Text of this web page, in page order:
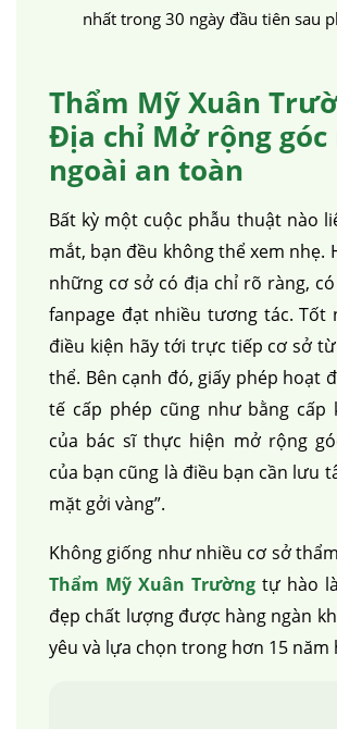
nhất trong 30 ngày đầu tiên sau
Thẩm Mỹ Xuân
Địa chỉ Mở rộng
ngoài an toàn
Bất kỳ một cuộc phẫu thuật nào
mắt, bạn đều không thể xem nhẹ.
những cơ sở có địa chỉ rõ ràng,
fanpage đạt nhiều tương tác. Tốt
điều kiện hãy tới trực tiếp cơ sở
thể. Bên cạnh đó, giấy phép hoạt
tế cấp phép cũng như bằng cấp
của bác sĩ thực hiện mở rộng
của bạn cũng là điều bạn cần lưu
mặt gởi vàng”.
Không giống như nhiều cơ sở
Thẩm Mỹ Xuân Trường tự hào
đẹp chất lượng được hàng ngàn
yêu và lựa chọn trong hơn 15 năm